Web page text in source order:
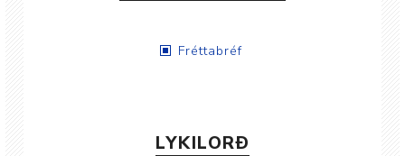
Fréttabréf
LYKILORÐ